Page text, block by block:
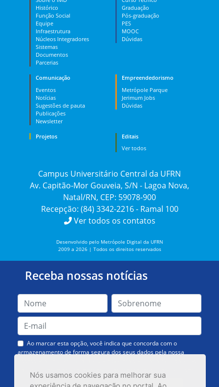
Nós usamos cookies para melhorar sua
Histórico
Função Social
Equipe
Infraestrutura
Núcleos Integradores
Sistemas
Documentos
Parcerias
Graduação
Pós-graduação
PES
MOOC
Dúvidas
Comunicação
Eventos
Notícias
Sugestões de pauta
Publicações
Newsletter
Empreendedorismo
Metrópole Parque
Jerimum Jobs
Dúvidas
Projetos
Editais
Ver todos
Campus Universitário Central da UFRN
Av. Capitão-Mor Gouveia, S/N - Lagoa Nova,
Natal/RN, CEP: 59078-900
Recepção: (84) 3342-2216 - Ramal 100
Ver todos os contatos
Desenvolvido pelo Metrópole Digital da UFRN
2009 a 2026 | Todos os direitos reservados
Receba nossas notícias
Ao marcar esta opção, você indica que concorda com o
armazenamento de forma segura dos seus dados pela nossa